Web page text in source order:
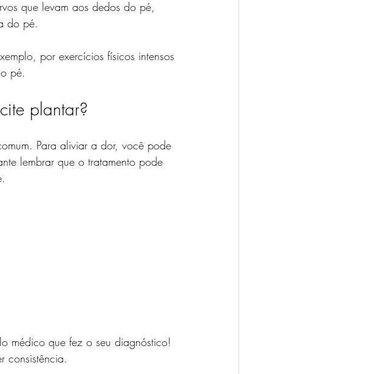
que levam aos dedos do pé,
do pé.
por exercícios físicos intensos
pé.
plantar?
Para aliviar a dor, você pode
lembrar que o tratamento pode
médico que fez o seu diagnóstico!
consistência.